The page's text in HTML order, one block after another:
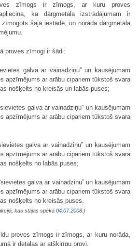
zīmogs ir zīmogs, ar kuru proves
ka dārgmetāla izstrādājumam ir
šajā iestādē, un norāda dārgmetāla
proves zīmogi ir šādi:
galva ar vainadziņu” un kausējumam
apzīmējums ar arābu cipariem tūkstoš svara
nošķelts no kreisās un labās puses;
galva ar vainadziņu” un kausējumam
apzīmējums ar arābu cipariem tūkstoš svara
galva ar vainadziņu” un kausējumam
apzīmējums ar arābu cipariem tūkstoš svara
nošķelts no labās puses;
galva ar vainadziņu” un kausējumam
apzīmējums ar arābu cipariem tūkstoš svara
nošķelts no kreisās puses.
kas stājas spēkā 04.07.2008. )
proves zīmogs ir zīmogs, ar kuru norāda,
ir detaļas ar atšķirīgu provi.